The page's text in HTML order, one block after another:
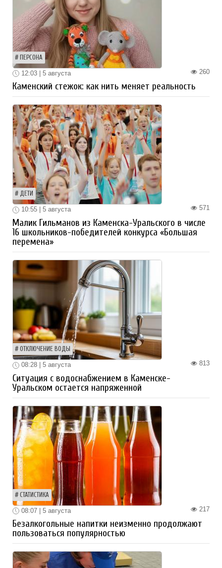
ПЕРСОНА
260
12:03 | 5 августа
Каменский стежок: как нить меняет реальность
ДЕТИ
571
10:55 | 5 августа
Малик Гильманов из Каменска-Уральского в числе
16 школьников-победителей конкурса «Большая
перемена»
ОТКЛЮЧЕНИЕ ВОДЫ
813
08:28 | 5 августа
Ситуация с водоснабжением в Каменске-
Уральском остается напряженной
СТАТИСТИКА
217
08:07 | 5 августа
Безалкогольные напитки неизменно продолжают
пользоваться популярностью